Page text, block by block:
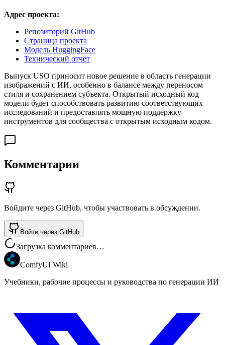
Адрес проекта:
Репозиторий GitHub
Страница проекта
Модель HuggingFace
Технический отчет
Выпуск USO приносит новое решение в область генерации
изображений с ИИ, особенно в балансе между переносом
стиля и сохранением субъекта. Открытый исходный код
модели будет способствовать развитию соответствующих
исследований и предоставлять мощную поддержку
инструментов для сообщества с открытым исходным кодом.
Комментарии
Войдите через GitHub, чтобы участвовать в обсуждении.
Войти через GitHub
Загрузка комментариев…
ComfyUI Wiki
Учебники, рабочие процессы и руководства по генерации ИИ